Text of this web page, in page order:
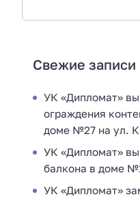
Свежие записи
УК «Дипломат»
ограждения
доме №27 на ул.
УК «Дипломат»
балкона в доме
УК «Дипломат»